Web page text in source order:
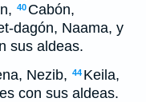
40 Cabón,
dagón, Naama, y
sus aldeas.
Nezib, 44 Keila,
con sus aldeas.